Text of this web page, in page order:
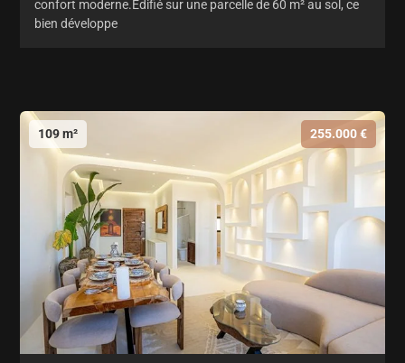
confort moderne.Édifié sur une parcelle de 60 m² au sol, ce
bien développe
109 m² 255.000 €